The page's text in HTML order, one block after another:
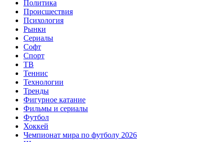
Политика
Происшествия
Психология
Рынки
Сериалы
Софт
Спорт
ТВ
Теннис
Технологии
Тренды
Фигурное катание
Фильмы и сериалы
Футбол
Хоккей
Чемпионат мира по футболу 2026